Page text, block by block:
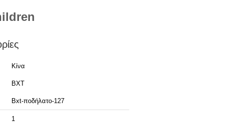
Κίνα
BXT
Bxt-ποδήλατο-127
1